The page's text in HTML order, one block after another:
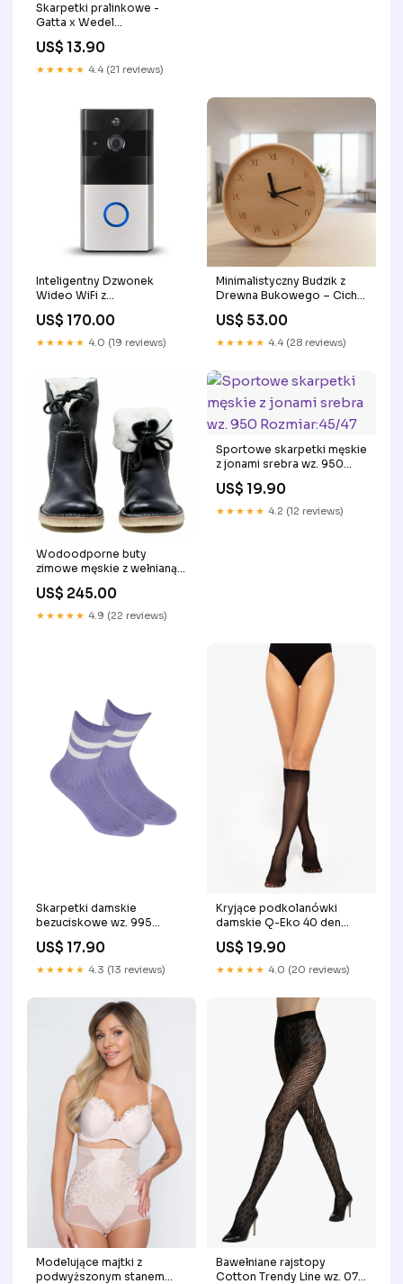
Skarpetki pralinkowe -
Gatta x Wedel
Rozmiar:36/38
US$ 13.90
★★★★★ 4.4 (21 reviews)
Inteligentny Dzwonek
Wideo WiFi z
Noktowizorem i Detekcją
Ruchu – Monitorowanie
Bezpieczeństwa w Twoim
US$ 170.00
★★★★★ 4.0 (19 reviews)
Minimalistyczny Budzik z
Drewna Bukowego – Cichy
Zegar Analogowy do
Wnętrz z Dużym
Wyświetlaczem
US$ 53.00
★★★★★ 4.4 (28 reviews)
Wodoodporne buty
zimowe męskie z wełnianą
podszewką – eleganckie i
komfortowe na zimowe dni
Rozmiar:EU 42
US$ 245.00
★★★★★ 4.9 (22 reviews)
Sportowe skarpetki męskie
z jonami srebra wz. 950
Rozmiar:45/47
US$ 19.90
★★★★★ 4.2 (12 reviews)
Skarpetki damskie
bezuciskowe wz. 995
Rozmiar:UNI
US$ 17.90
★★★★★ 4.3 (13 reviews)
Kryjące podkolanówki
damskie Q-Eko 40 den
BDAY25
US$ 19.90
★★★★★ 4.0 (20 reviews)
Modelujące majtki z
podwyższonym stanem
Bawełniane rajstopy
Cotton Trendy Line wz. 07